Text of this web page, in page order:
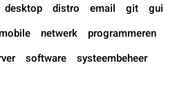
desktop distro email git
gui
netwerk
programmeren
software
systeembeheer